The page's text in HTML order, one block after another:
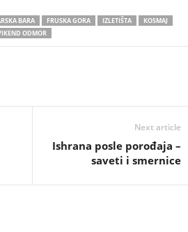
BARA FRUSKA GORA IZLETIŠTA
KOSMAJ
ODMOR
Next article
Ishrana posle porođaja –
saveti i smernice